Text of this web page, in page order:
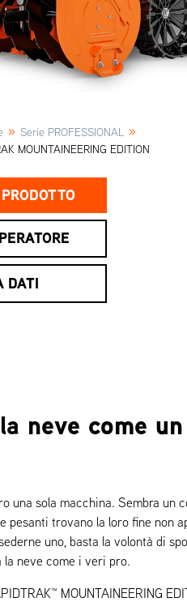
» Serie PROFESSIONAL »
MOUNTAINEERING EDITION
DATI
neve come
una sola macchina. Sembra un
pesanti trovano la loro fine non
uno, basta la volontà di
neve come i veri pro.
MOUNTAINEERING